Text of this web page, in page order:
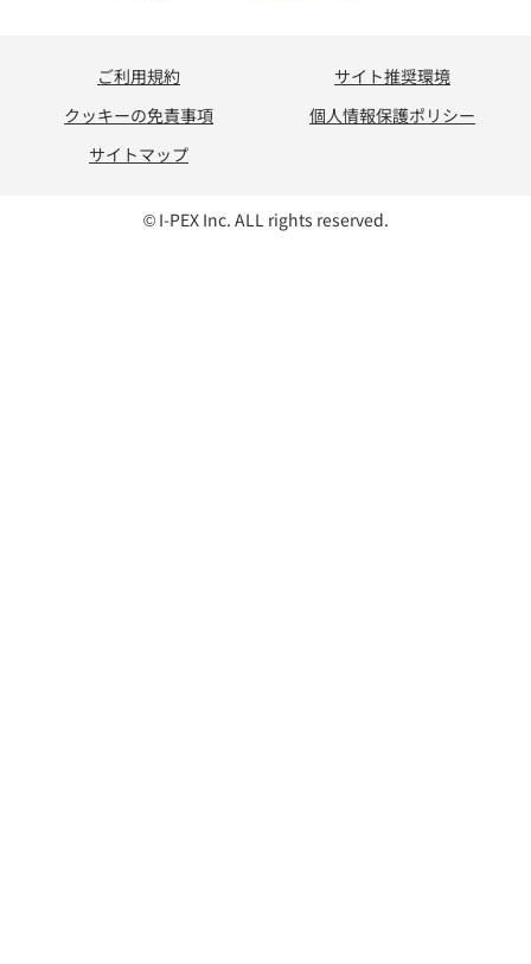
ご利用規約
サイト推奨環境
クッキーの免責事項
個人情報保護ポリシー
サイトマップ
© I-PEX Inc. ALL rights reserved.